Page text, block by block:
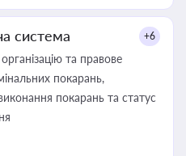
система +6
та правове
покарань,
покарань та статус